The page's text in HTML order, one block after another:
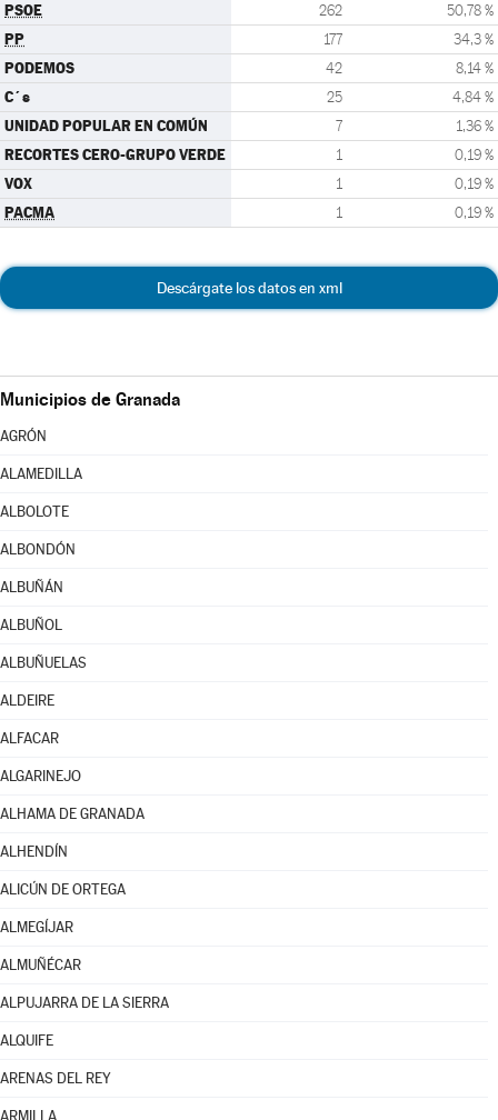
PSOE 262 50,78 %
PP 177 34,3 %
PODEMOS 42 8,14 %
C´s 25 4,84 %
UNIDAD POPULAR EN COMÚN 7 1,36 %
RECORTES CERO-GRUPO VERDE 1 0,19 %
VOX 1 0,19 %
PACMA 1 0,19 %
Descárgate los datos en xml
Municipios de Granada
AGRÓN
ALAMEDILLA
ALBOLOTE
ALBONDÓN
ALBUÑÁN
ALBUÑOL
ALBUÑUELAS
ALDEIRE
ALFACAR
ALGARINEJO
ALHAMA DE GRANADA
ALHENDÍN
ALICÚN DE ORTEGA
ALMEGÍJAR
ALMUÑÉCAR
ALPUJARRA DE LA SIERRA
ALQUIFE
ARENAS DEL REY
ARMILLA